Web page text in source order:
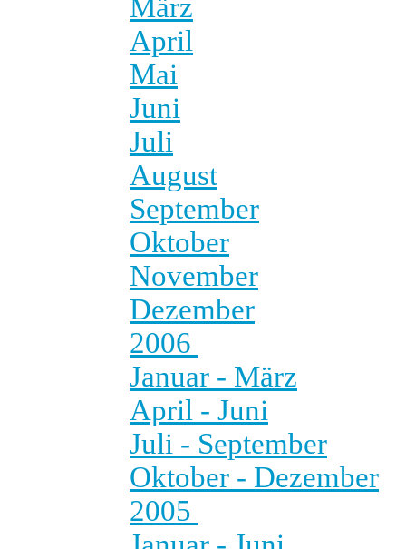
März
April
Mai
Juni
Juli
August
September
Oktober
November
Dezember
2006
Januar - März
April - Juni
Juli - September
Oktober - Dezember
2005